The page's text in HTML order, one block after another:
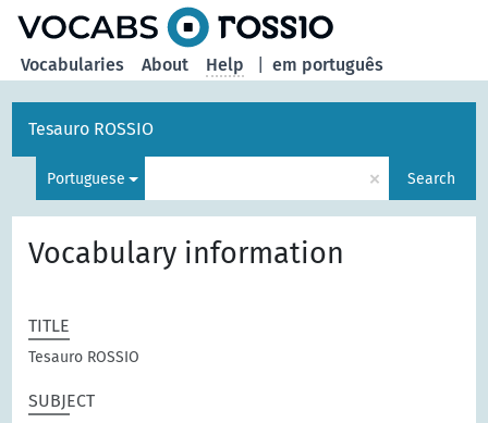
em português
Vocabularies About Help
Tesauro ROSSIO
Portuguese × Search
Vocabulary information
TITLE
Tesauro ROSSIO
SUBJECT